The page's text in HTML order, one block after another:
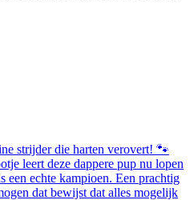
strijder die harten verovert! 🐾
leert deze dappere pup nu lopen
een echte kampioen. Een prachtig
dat bewijst dat alles mogelijk